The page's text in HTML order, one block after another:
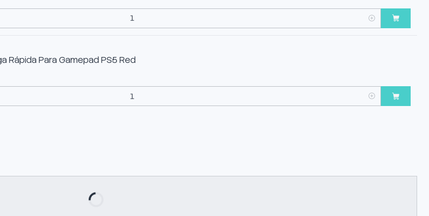
Rápida Para Gamepad PS5 Red